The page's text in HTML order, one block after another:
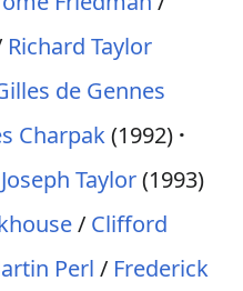
Richard Taylor
de Gennes
Charpak(1992)
Joseph Taylor(1993)
/ Clifford
Perl / Frederick